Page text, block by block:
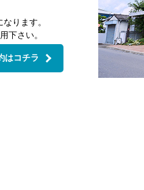
ります。
下さい。
はコチラ